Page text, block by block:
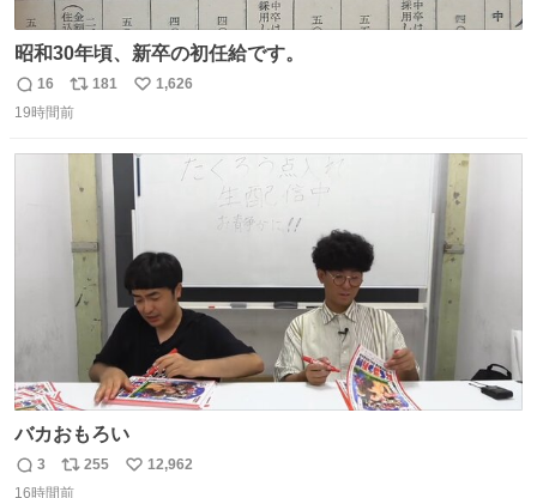
昭和30年頃、新卒の初任給です。
返
信
16
リ
ポ
数
181
い
数
1,626
19時間前
バカおもろい
返
3
リ
255
い
12,962
16時間前